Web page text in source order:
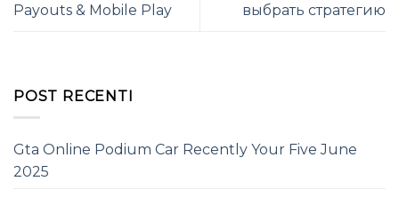
Payouts & Mobile Play
выбрать стратегию
POST RECENTI
Gta Online Podium Car Recently Your Five June
2025